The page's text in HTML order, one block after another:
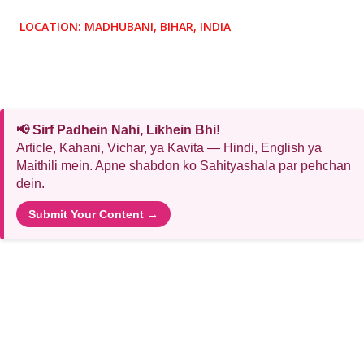
LOCATION: MADHUBANI, BIHAR, INDIA
📢 Sirf Padhein Nahi, Likhein Bhi!
Article, Kahani, Vichar, ya Kavita — Hindi, English ya
Maithili mein. Apne shabdon ko Sahityashala par pehchan
dein.
Submit Your Content →